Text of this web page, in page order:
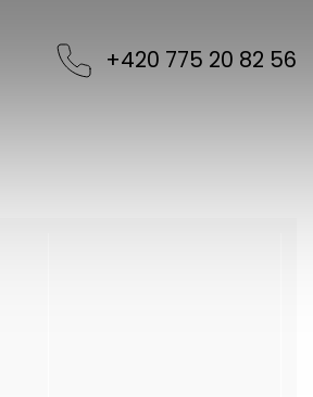
+420 775 20 82 56